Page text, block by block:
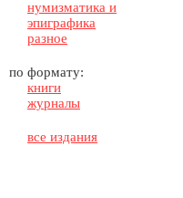
нумизматика и
эпиграфика
разное
по формату:
книги
журналы
все издания